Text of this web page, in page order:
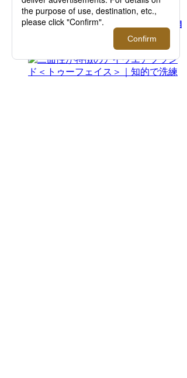
「マウリッツハイス美術館」×＜タグス ワー
キングパーティ＞ 期間限定ポップアップを開